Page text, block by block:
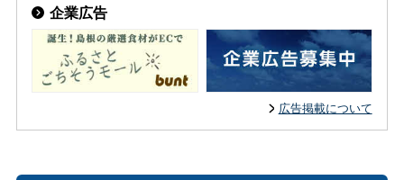
企業広告
広告掲載について